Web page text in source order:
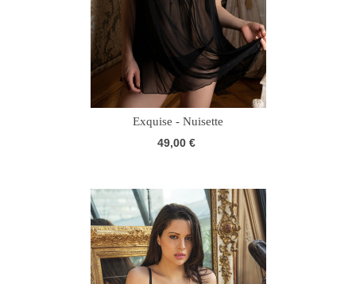
Exquise - Nuisette
49,00 €